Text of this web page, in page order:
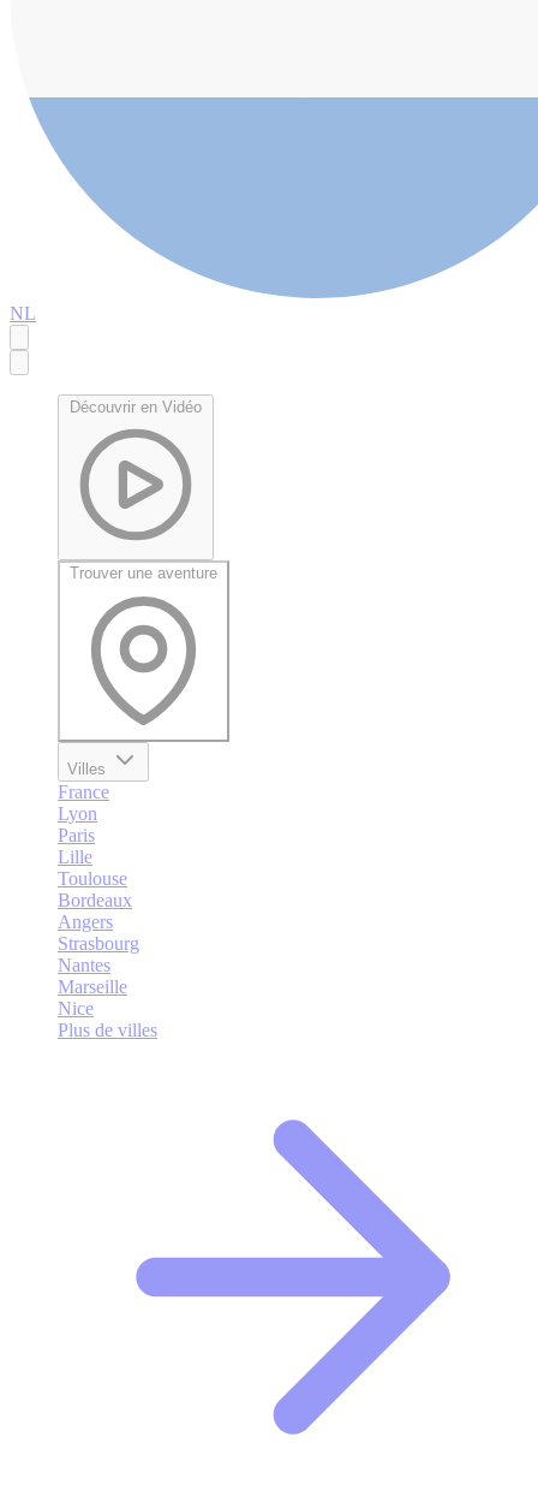
NL
Découvrir en Vidéo
Trouver une aventure
Villes
France
Lyon
Paris
Lille
Toulouse
Bordeaux
Angers
Strasbourg
Nantes
Marseille
Nice
Plus de villes